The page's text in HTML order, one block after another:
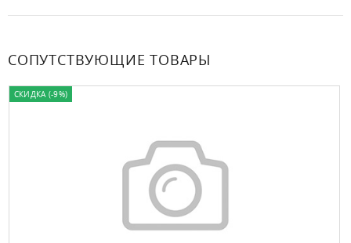
СОПУТСТВУЮЩИЕ ТОВАРЫ
СКИДКА (-9%)